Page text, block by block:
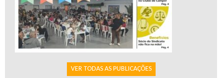
VER TODAS AS PUBLICAÇÕES